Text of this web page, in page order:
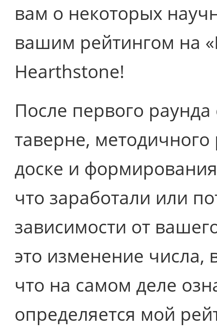
вам о некоторых
вашим рейтингом на
Hearthstone!
После первого раунда
таверне,
доске и
что заработали или
зависимости от
это изменение числа,
что на самом деле
определяется мой